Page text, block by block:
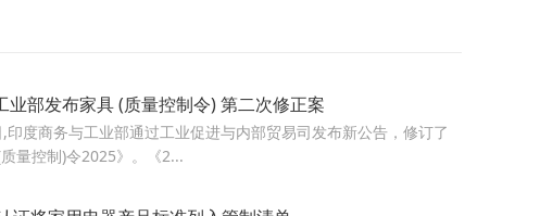
业部发布家具 (质量控制令) 第二次修正案
印度商务与工业部通过工业促进与内部贸易司发布新公告，修订了
量控制)令2025》。《2...